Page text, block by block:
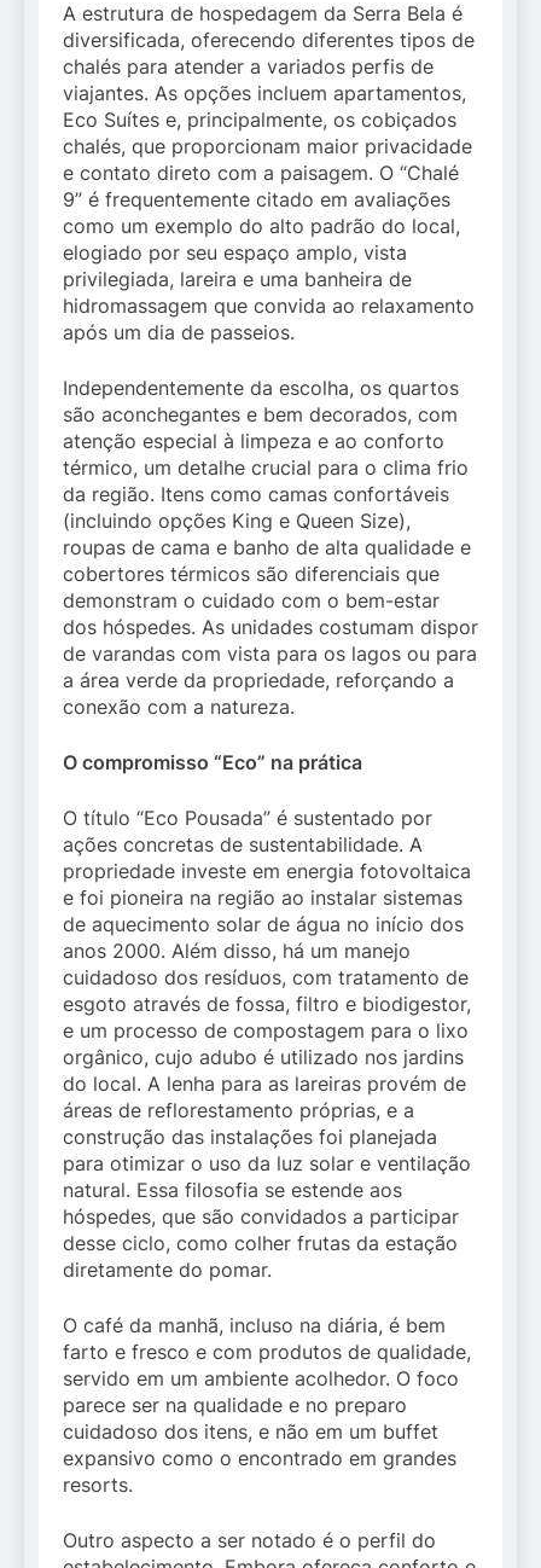
A estrutura de hospedagem da Serra Bela é
diversificada, oferecendo diferentes tipos de
chalés para atender a variados perfis de
viajantes. As opções incluem apartamentos,
Eco Suítes e, principalmente, os cobiçados
chalés, que proporcionam maior privacidade
e contato direto com a paisagem. O “Chalé
9” é frequentemente citado em avaliações
como um exemplo do alto padrão do local,
elogiado por seu espaço amplo, vista
privilegiada, lareira e uma banheira de
hidromassagem que convida ao relaxamento
após um dia de passeios.
Independentemente da escolha, os quartos
são aconchegantes e bem decorados, com
atenção especial à limpeza e ao conforto
térmico, um detalhe crucial para o clima frio
da região. Itens como camas confortáveis
(incluindo opções King e Queen Size),
roupas de cama e banho de alta qualidade e
cobertores térmicos são diferenciais que
demonstram o cuidado com o bem-estar
dos hóspedes. As unidades costumam dispor
de varandas com vista para os lagos ou para
a área verde da propriedade, reforçando a
conexão com a natureza.
O compromisso “Eco” na prática
O título “Eco Pousada” é sustentado por
ações concretas de sustentabilidade. A
propriedade investe em energia fotovoltaica
e foi pioneira na região ao instalar sistemas
de aquecimento solar de água no início dos
anos 2000. Além disso, há um manejo
cuidadoso dos resíduos, com tratamento de
esgoto através de fossa, filtro e biodigestor,
e um processo de compostagem para o lixo
orgânico, cujo adubo é utilizado nos jardins
do local. A lenha para as lareiras provém de
áreas de reflorestamento próprias, e a
construção das instalações foi planejada
para otimizar o uso da luz solar e ventilação
natural. Essa filosofia se estende aos
hóspedes, que são convidados a participar
desse ciclo, como colher frutas da estação
diretamente do pomar.
O café da manhã, incluso na diária, é bem
farto e fresco e com produtos de qualidade,
servido em um ambiente acolhedor. O foco
parece ser na qualidade e no preparo
cuidadoso dos itens, e não em um buffet
expansivo como o encontrado em grandes
resorts.
Outro aspecto a ser notado é o perfil do